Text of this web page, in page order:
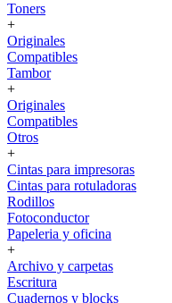
Toners
+
Originales
Compatibles
Tambor
+
Originales
Compatibles
Otros
+
Cintas para impresoras
Cintas para rotuladoras
Rodillos
Fotoconductor
Papeleria y oficina
+
Archivo y carpetas
Escritura
Cuadernos y blocks